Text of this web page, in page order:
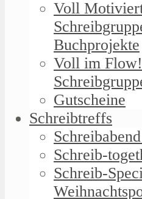
Voll
Buchprojekte
Voll im
Gutscheine
Schreibtreffs
Schreib-
Schreib-